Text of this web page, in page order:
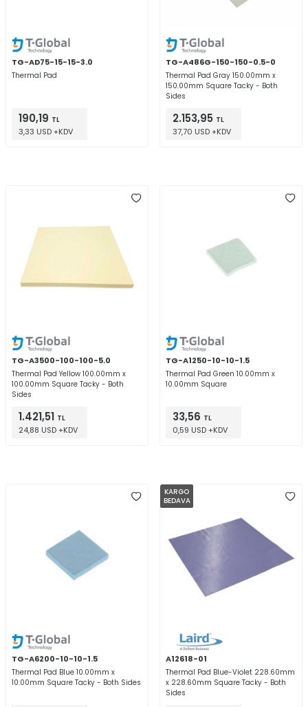
TG-AD75-15-15-3.0
Thermal Pad
190,19 TL
3,33 USD +KDV
TG-A486G-150-150-0.5-0
Thermal Pad Gray 150.00mm x
150.00mm Square Tacky - Both
Sides
2.153,95 TL
37,70 USD +KDV
TG-A3500-100-100-5.0
Thermal Pad Yellow 100.00mm x
100.00mm Square Tacky - Both
Sides
1.421,51 TL
24,88 USD +KDV
TG-A1250-10-10-1.5
Thermal Pad Green 10.00mm x
10.00mm Square
33,56 TL
0,59 USD +KDV
TG-A6200-10-10-1.5
Thermal Pad Blue 10.00mm x
10.00mm Square Tacky - Both Sides
KARGO
BEDAVA
A12618-01
Thermal Pad Blue-Violet 228.60mm
x 228.60mm Square Tacky - Both
Sides